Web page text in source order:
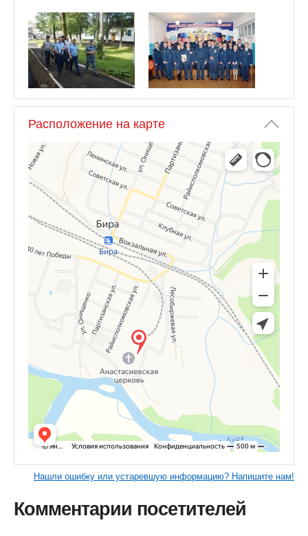
Расположение на карте
Нашли ошибку или устаревшую информацию? Напишите нам!
Комментарии посетителей